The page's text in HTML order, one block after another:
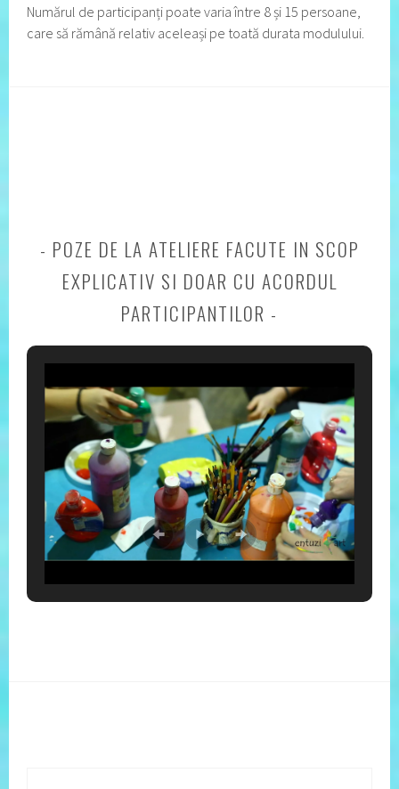
Numărul de participanți poate varia între 8 și 15 persoane,
care să rămână relativ aceleași pe toată durata modulului.
POZE DE LA ATELIERE FACUTE IN SCOP
EXPLICATIV SI DOAR CU ACORDUL
PARTICIPANTILOR